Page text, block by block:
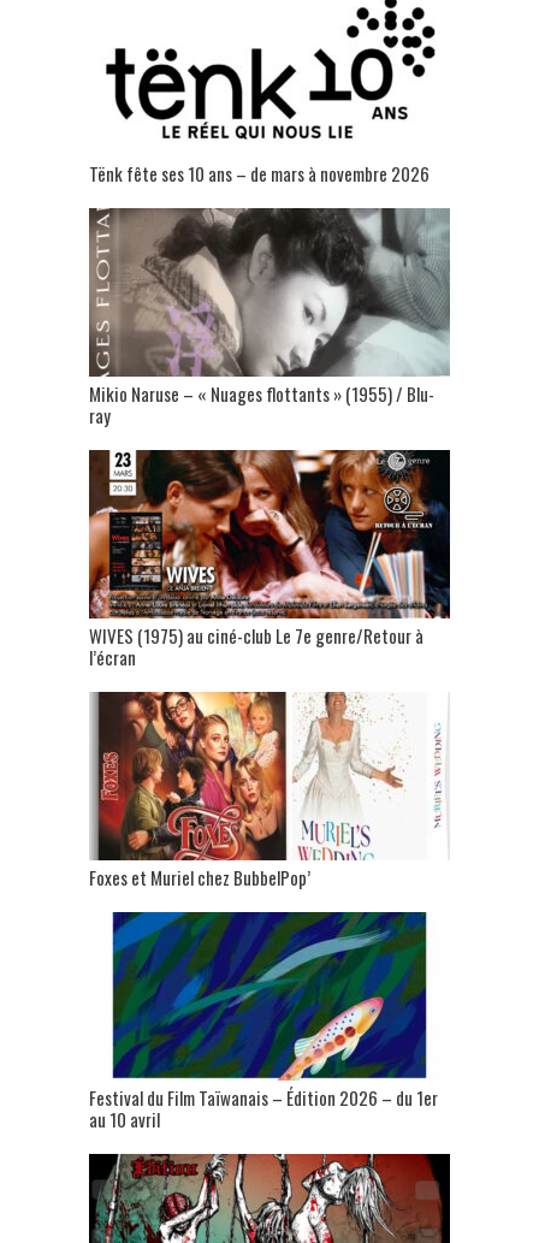
Tënk fête ses 10 ans – de mars à novembre 2026
Mikio Naruse – « Nuages flottants » (1955) / Blu-
ray
WIVES (1975) au ciné-club Le 7e genre/Retour à
l’écran
Foxes et Muriel chez BubbelPop’
Festival du Film Taïwanais – Édition 2026 – du 1er
au 10 avril